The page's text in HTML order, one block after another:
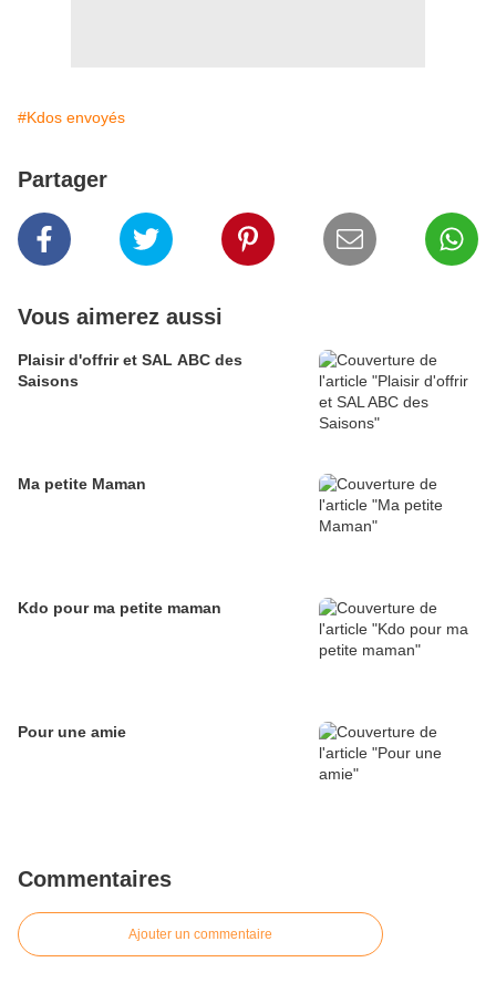
#Kdos envoyés
Partager
Vous aimerez aussi
Plaisir d'offrir et SAL ABC des
Saisons
Ma petite Maman
Kdo pour ma petite maman
Pour une amie
Commentaires
Ajouter un commentaire